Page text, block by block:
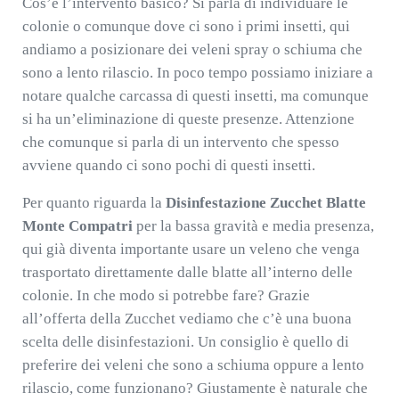
colonie o comunque dove ci sono i primi insetti, qui
andiamo a posizionare dei veleni spray o schiuma che
sono a lento rilascio. In poco tempo possiamo iniziare a
notare qualche carcassa di questi insetti, ma comunque
si ha un’eliminazione di queste presenze. Attenzione
che comunque si parla di un intervento che spesso
avviene quando ci sono pochi di questi insetti.
Per quanto riguarda la Disinfestazione Zucchet Blatte
Monte Compatri per la bassa gravità e media presenza,
qui già diventa importante usare un veleno che venga
trasportato direttamente dalle blatte all’interno delle
colonie. In che modo si potrebbe fare? Grazie
all’offerta della Zucchet vediamo che c’è una buona
scelta delle disinfestazioni. Un consiglio è quello di
preferire dei veleni che sono a schiuma oppure a lento
rilascio, come funzionano? Giustamente è naturale che